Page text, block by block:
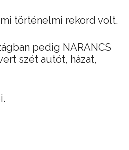
történelmi rekord volt.
pedig NARANCS
szét autót, házat,